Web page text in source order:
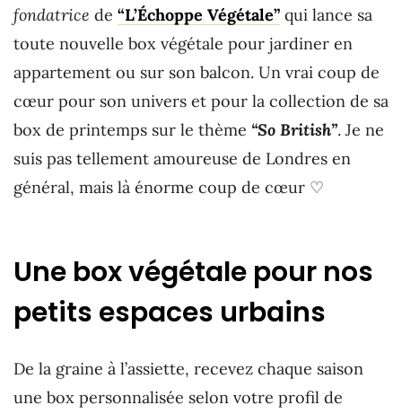
fondatrice de “L’Échoppe Végétale” qui lance sa
toute nouvelle box végétale pour jardiner en
appartement ou sur son balcon. Un vrai coup de
cœur pour son univers et pour la collection de sa
box de printemps sur le thème “So British”. Je ne
suis pas tellement amoureuse de Londres en
général, mais là énorme coup de cœur ♡
Une box végétale pour nos
petits espaces urbains
De la graine à l’assiette, recevez chaque saison
une box personnalisée selon votre profil de